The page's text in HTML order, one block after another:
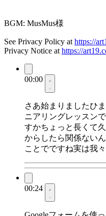
BGM: MusMus様
See Privacy Policy at https://
Privacy Notice at https://
00:00
さあ始まりましたひ
ニアリングレッスン
すかちょっと長くて
からしたら関係ない
ことでですね実は我々
00:24